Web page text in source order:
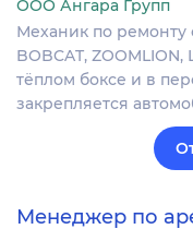
ООО Ангара Групп
Механик по ремонту
BOBCAT, ZOOMLION,
тёплом боксе и в
закрепляется
Менеджер по